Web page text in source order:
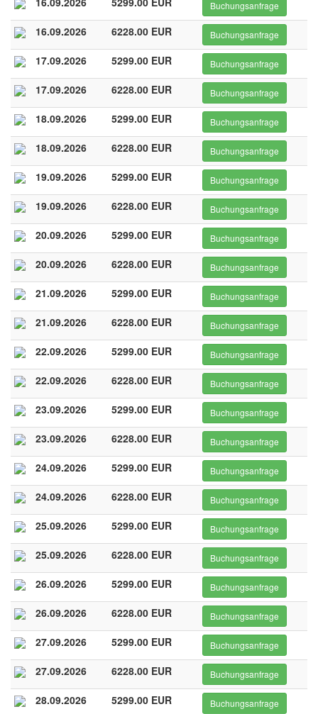
Buchungsanfrage
16.09.2026 6228.00 EUR Buchungsanfrage
17.09.2026 5299.00 EUR Buchungsanfrage
17.09.2026 6228.00 EUR Buchungsanfrage
18.09.2026 5299.00 EUR Buchungsanfrage
18.09.2026 6228.00 EUR Buchungsanfrage
19.09.2026 5299.00 EUR Buchungsanfrage
19.09.2026 6228.00 EUR Buchungsanfrage
20.09.2026 5299.00 EUR Buchungsanfrage
20.09.2026 6228.00 EUR Buchungsanfrage
21.09.2026 5299.00 EUR Buchungsanfrage
21.09.2026 6228.00 EUR Buchungsanfrage
22.09.2026 5299.00 EUR Buchungsanfrage
22.09.2026 6228.00 EUR Buchungsanfrage
23.09.2026 5299.00 EUR Buchungsanfrage
23.09.2026 6228.00 EUR Buchungsanfrage
24.09.2026 5299.00 EUR Buchungsanfrage
24.09.2026 6228.00 EUR Buchungsanfrage
25.09.2026 5299.00 EUR Buchungsanfrage
25.09.2026 6228.00 EUR Buchungsanfrage
26.09.2026 5299.00 EUR Buchungsanfrage
26.09.2026 6228.00 EUR Buchungsanfrage
27.09.2026 5299.00 EUR Buchungsanfrage
27.09.2026 6228.00 EUR Buchungsanfrage
28.09.2026 5299.00 EUR Buchungsanfrage